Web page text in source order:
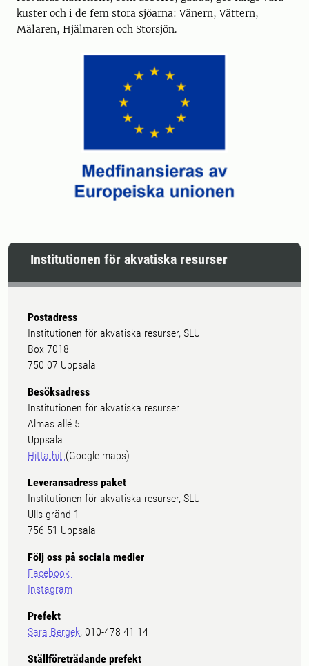
kuster och i de fem stora sjöarna: Vänern, Vättern,
Mälaren, Hjälmaren och Storsjön.
Institutionen för akvatiska resurser
Postadress
Institutionen för akvatiska resurser, SLU
Box 7018
750 07 Uppsala
Besöksadress
Institutionen för akvatiska resurser
Almas allé 5
Uppsala
Hitta hit (Google-maps)
Leveransadress paket
Institutionen för akvatiska resurser, SLU
Ulls gränd 1
756 51 Uppsala
Följ oss på sociala medier
Facebook
Instagram
Prefekt
Sara Bergek, 010-478 41 14
Ställföreträdande prefekt